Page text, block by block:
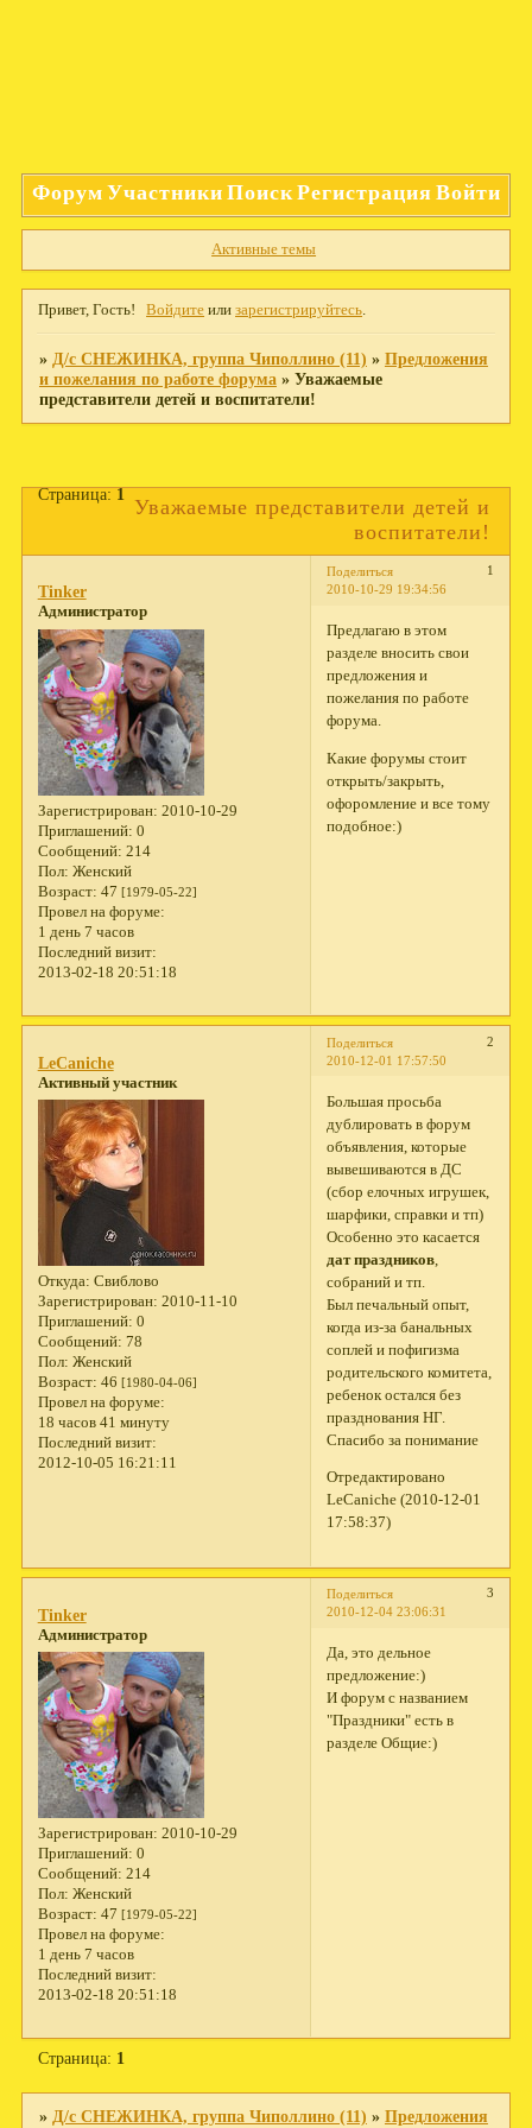
Форум Участники ПоискРегистрация Войти
Активные темы
Привет, Гость! Войдите илизарегистрируйтесь
» Д/с СНЕЖИНКА, группа Чиполлино (11) » Предложения
и пожелания по работе форума » Уважаемые
представители детей и воспитатели!
Уважаемые представители детей и
воспитатели!
Страница:1
Поделиться
1
2010-10-29 19:34:56
Tinker
Администратор
Зарегистрирован: 2010-10-29
Приглашений: 0
Сообщений: 214
Пол: Женский
Возраст: 47 [1979-05-22]
Провел на форуме:
1 день 7 часов
Последний визит:
2013-02-18 20:51:18
Предлагаю в этом
разделе вносить свои
предложения и
пожелания по работе
форума.
Какие форумы стоит
открыть/закрыть,
офоромление и все тому
подобное:)
Поделиться
2
2010-12-01 17:57:50
LeCaniche
Активный участник
Откуда: Свиблово
Зарегистрирован: 2010-11-10
Приглашений: 0
Сообщений: 78
Пол: Женский
Возраст: 46 [1980-04-06]
Провел на форуме:
18 часов 41 минуту
Последний визит:
2012-10-05 16:21:11
Большая просьба
дублировать в форум
объявления, которые
вывешиваются в ДС
(сбор елочных игрушек,
шарфики, справки и тп)
Особенно это касается
дат праздников
собраний и тп.
Был печальный опыт,
когда из-за банальных
соплей и пофигизма
родительского комитета,
ребенок остался без
празднования НГ.
Спасибо за понимание
Отредактировано
LeCaniche (2010-12-01
17:58:37)
Поделиться
3
2010-12-04 23:06:31
Tinker
Администратор
Зарегистрирован: 2010-10-29
Приглашений: 0
Сообщений: 214
Пол: Женский
Возраст: 47 [1979-05-22]
Провел на форуме:
1 день 7 часов
Последний визит:
2013-02-18 20:51:18
Да, это дельное
предложение:)
И форум с названием
"Праздники" есть в
разделе Общие:)
Страница: 1
» Д/с СНЕЖИНКА, группа Чиполлино (11) » Предложения